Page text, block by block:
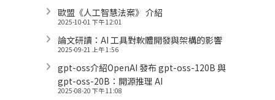
歐盟《人工智慧法案》 介紹
2025-10-01 下午 12:01
論文研讀：AI 工具對軟體開發與架構的影響
2025-09-21 上午 1:56
gpt-oss介紹OpenAI 發布 gpt-oss-120B 與
gpt-oss-20B：開源推理 AI
2025-08-20 下午 11:08